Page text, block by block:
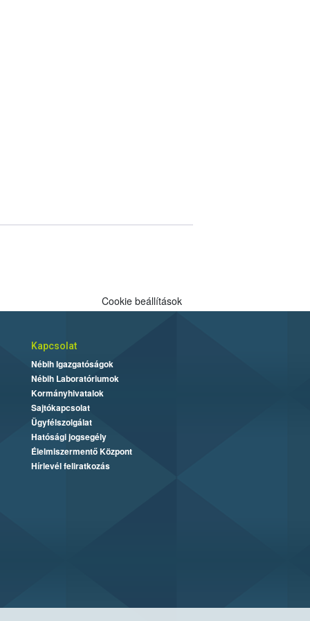
Cookie beállítások
Kapcsolat
Nébih Igazgatóságok
Nébih Laboratóriumok
Kormányhivatalok
Sajtókapcsolat
Ügyfélszolgálat
Hatósági jogsegély
Élelmiszermentő Központ
Hírlevél feliratkozás